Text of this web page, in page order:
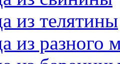
из телятины
из разного